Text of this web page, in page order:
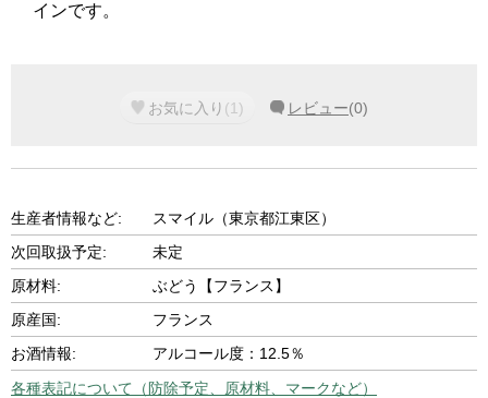
インです。
お気に入り (1 ) レビュー(0)
生産者情報など:
スマイル（東京都江東区）
次回取扱予定:
未定
原材料:
ぶどう【フランス】
原産国:
フランス
お酒情報:
アルコール度：12.5％
各種表記について（防除予定、原材料、マークなど）